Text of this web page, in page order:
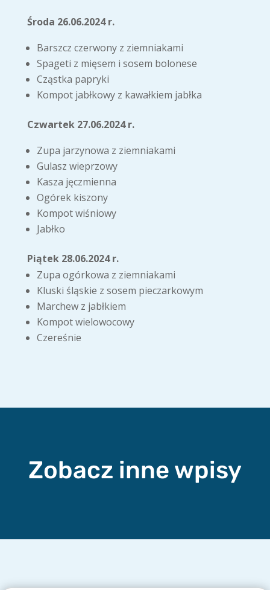
Środa 26.06.2024 r.
Barszcz czerwony z ziemniakami
Spageti z mięsem i sosem bolonese
Cząstka papryki
Kompot jabłkowy z kawałkiem jabłka
Czwartek 27.06.2024 r.
Zupa jarzynowa z ziemniakami
Gulasz wieprzowy
Kasza jęczmienna
Ogórek kiszony
Kompot wiśniowy
Jabłko
Piątek 28.06.2024 r.
Zupa ogórkowa z ziemniakami
Kluski śląskie z sosem pieczarkowym
Marchew z jabłkiem
Kompot wielowocowy
Czereśnie
Zobacz inne wpisy